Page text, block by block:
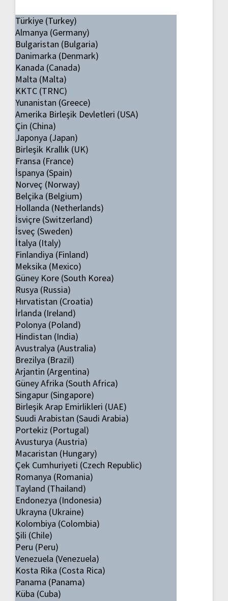
Türkiye (Turkey)
Almanya (Germany)
Bulgaristan (Bulgaria)
Danimarka (Denmark)
Kanada (Canada)
Malta (Malta)
KKTC (TRNC)
Yunanistan (Greece)
Amerika Birleşik Devletleri (USA)
Çin (China)
Japonya (Japan)
Birleşik Krallık (UK)
Fransa (France)
İspanya (Spain)
Norveç (Norway)
Belçika (Belgium)
Hollanda (Netherlands)
İsviçre (Switzerland)
İsveç (Sweden)
İtalya (Italy)
Finlandiya (Finland)
Meksika (Mexico)
Güney Kore (South Korea)
Rusya (Russia)
Hırvatistan (Croatia)
İrlanda (Ireland)
Polonya (Poland)
Hindistan (India)
Avustralya (Australia)
Brezilya (Brazil)
Arjantin (Argentina)
Güney Afrika (South Africa)
Singapur (Singapore)
Birleşik Arap Emirlikleri (UAE)
Suudi Arabistan (Saudi Arabia)
Portekiz (Portugal)
Avusturya (Austria)
Macaristan (Hungary)
Çek Cumhuriyeti (Czech Republic)
Romanya (Romania)
Tayland (Thailand)
Endonezya (Indonesia)
Ukrayna (Ukraine)
Kolombiya (Colombia)
Şili (Chile)
Peru (Peru)
Venezuela (Venezuela)
Kosta Rika (Costa Rica)
Panama (Panama)
Küba (Cuba)